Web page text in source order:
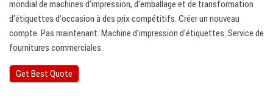
mondial de machines d'impression, d'emballage et de transformation
d'étiquettes d'occasion à des prix compétitifs. Créer un nouveau
compte. Pas maintenant. Machine d'impression d'étiquettes. Service de
fournitures commerciales.
Get Best Quote